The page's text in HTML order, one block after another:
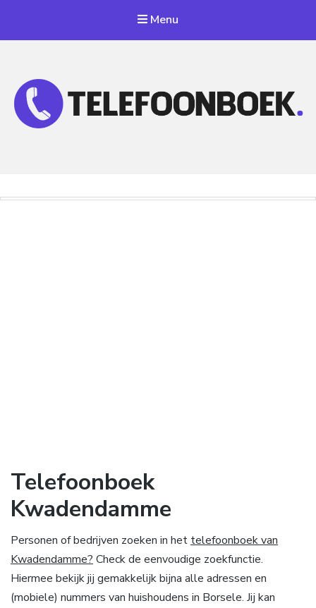
Menu
Telefoonboek
Kwadendamme
Personen of bedrijven zoeken in het telefoonboek van
Kwadendamme? Check de eenvoudige zoekfunctie.
Hiermee bekijk jij gemakkelijk bijna alle adressen en
(mobiele) nummers van huishoudens in Borsele. Jij kan